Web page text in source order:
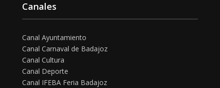
Canales
Canal Ayuntamiento
Canal Carnaval de Badajoz
Canal Cultura
Canal Deporte
Canal IFEBA Feria Badajoz